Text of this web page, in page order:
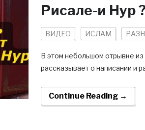
Рисале-и Нур
ВИДЕО ИСЛАМ
В этом небольшом отрывке
рассказывает о написании и
Continue Reading →